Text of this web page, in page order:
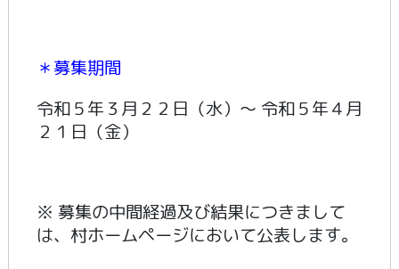
＊募集期間
令和５年３月２２日（水）～ 令和５年４月
２１日（金）
※ 募集の中間経過及び結果につきまして
は、村ホームページにおいて公表します。